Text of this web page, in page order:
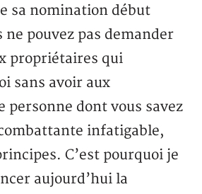
sa nomination début
pouvez pas demander
propriétaires qui
sans avoir aux
personne dont vous savez
infatigable,
C’est pourquoi je
aujourd’hui la